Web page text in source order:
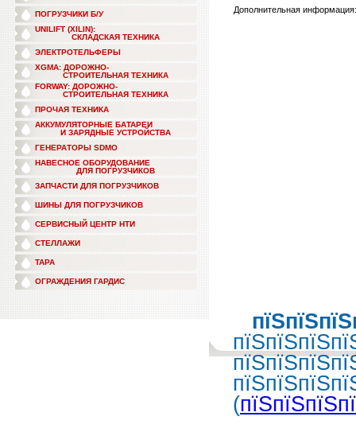
ПОГРУЗЧИКИ Б/У
UNILIFT (XILIN):
СКЛАДСКАЯ ТЕХНИКА
ЭЛЕКТРОТЕЛЬФЕРЫ
XGMA: ДОРОЖНО-
СТРОИТЕЛЬНАЯ ТЕХНИКА
FORWAY: ДОРОЖНО-
СТРОИТЕЛЬНАЯ ТЕХНИКА
ПРОЧАЯ ТЕХНИКА
АККУМУЛЯТОРНЫЕ БАТАРЕИ
И ЗАРЯДНЫЕ УСТРОЙСТВА
ГЕНЕРАТОРЫ SDMO
НАВЕСНОЕ ОБОРУДОВАНИЕ
ДЛЯ ПОГРУЗЧИКОВ
ЗАПЧАСТИ ДЛЯ ПОГРУЗЧИКОВ
ШИНЫ ДЛЯ ПОГРУЗЧИКОВ
СЕРВИСНЫЙ ЦЕНТР НТИ
СТЕЛЛАЖИ
ТАРА
ОГРАЖДЕНИЯ ГАРДИС
Дополнительная
(